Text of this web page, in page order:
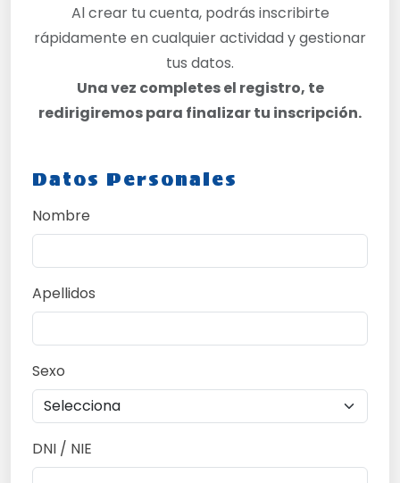
Al crear tu cuenta, podrás inscribirte
rápidamente en cualquier actividad y gestionar
tus datos.
Una vez completes el registro, te
redirigiremos para finalizar tu inscripción.
Datos Personales
Nombre
Apellidos
Sexo
DNI / NIE